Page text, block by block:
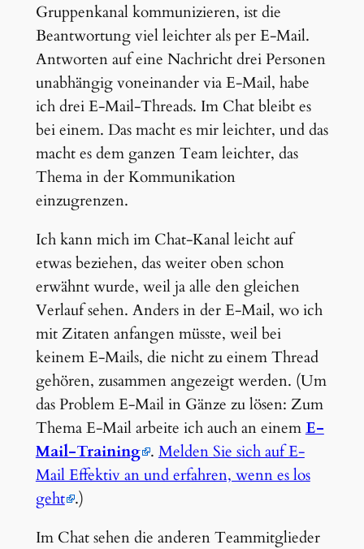
Gruppenkanal kommunizieren, ist die
Beantwortung viel leichter als per E-Mail.
Antworten auf eine Nachricht drei Personen
unabhängig voneinander via E-Mail, habe
ich drei E-Mail-Threads. Im Chat bleibt es
bei einem. Das macht es mir leichter, und das
macht es dem ganzen Team leichter, das
Thema in der Kommunikation
einzugrenzen.
Ich kann mich im Chat-Kanal leicht auf
etwas beziehen, das weiter oben schon
erwähnt wurde, weil ja alle den gleichen
Verlauf sehen. Anders in der E-Mail, wo ich
mit Zitaten anfangen müsste, weil bei
keinem E-Mails, die nicht zu einem Thread
gehören, zusammen angezeigt werden. (Um
das Problem E-Mail in Gänze zu lösen: Zum
Thema E-Mail arbeite ich auch an einemE-
Mail-Training . Melden Sie sich auf E-
Mail Effektiv an und erfahren, wenn es los
geht .)
Im Chat sehen die anderen Teammitglieder